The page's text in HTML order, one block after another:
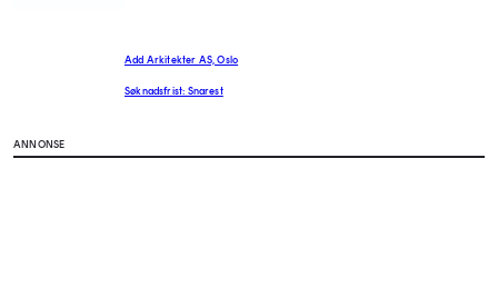
Add Arkitekter AS, Oslo
Søknadsfrist: Snarest
ANNONSE